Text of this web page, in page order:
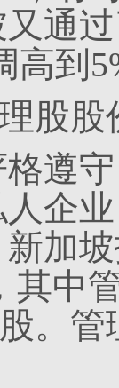
通
高到
股股
遵
企
加
其中
。